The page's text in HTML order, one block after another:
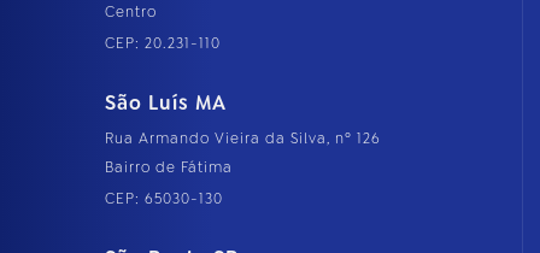
Centro
CEP: 20.231-110
São Luís MA
Rua Armando Vieira da Silva, nº 126
Bairro de Fátima
CEP: 65030-130